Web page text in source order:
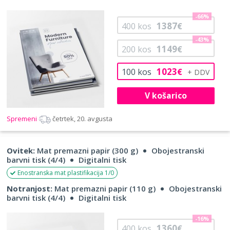
100 kos 1023€
200 kos 1149€
-43%
400 kos 1387€
-66%
V košarico
Spremeni četrtek, 20. avgusta
Ovitek: Mat premazni papir (300 g)
Obojestranski
barvni tisk (4/4)
Digitalni tisk
Enostranska mat plastifikacija 1/0
Notranjost: Mat premazni papir (110 g)
Obojestranski
barvni tisk (4/4)
Digitalni tisk
-16%